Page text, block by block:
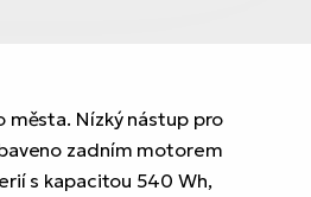
Nízký nástup pro
zadním motorem
s kapacitou 540 Wh,